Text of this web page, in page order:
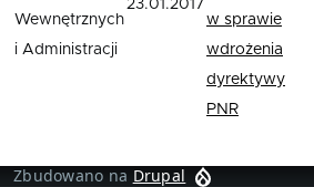
Wewnętrznych
i Administracji
23.01.2017
w sprawie
wdrożenia
dyrektywy
PNR
Zbudowano na Drupal